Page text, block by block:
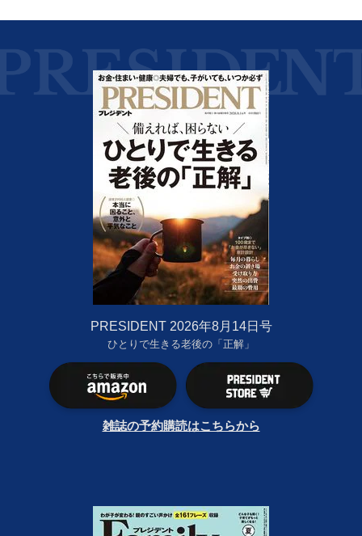
PRESIDENT 2026年8月14日号
ひとりで生きる老後の「正解」
雑誌の予約購読はこちらから